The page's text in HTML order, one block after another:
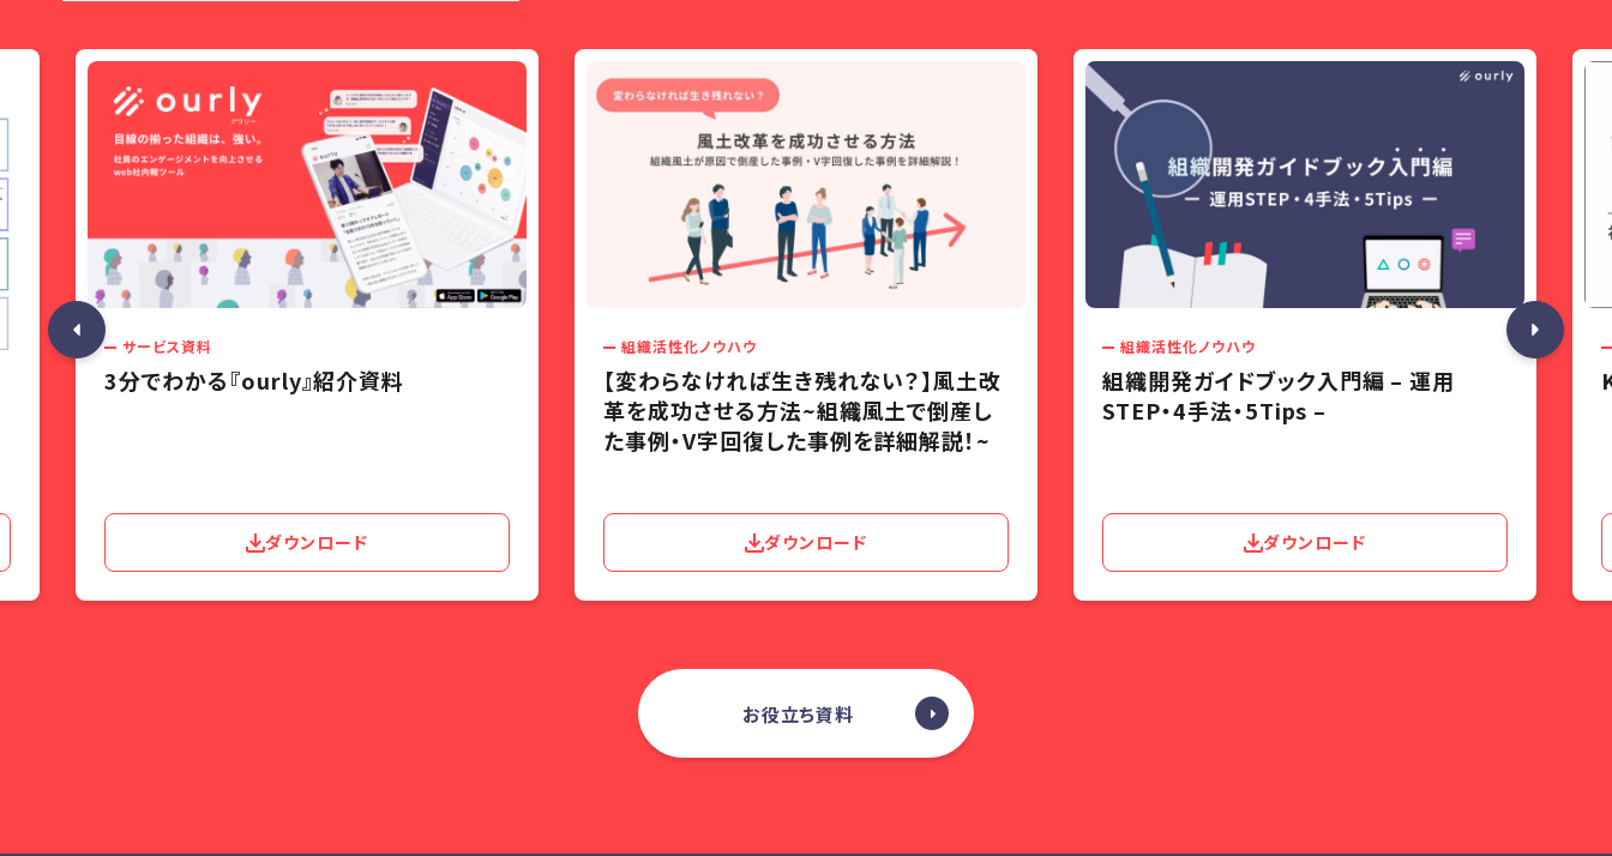
サービス資料
3分でわかる『ourly』紹介資料
ダウンロード
組織活性化ノウハウ
【変わらなければ生き残れない？】風土改
革を成功させる方法~組織風土で倒産し
た事例・V字回復した事例を詳細解説！~
ダウンロード
組織活性化ノウハウ
組織開発ガイドブック入門編 – 運用
STEP・4手法・5Tips –
ダウンロード
お役立ち資料